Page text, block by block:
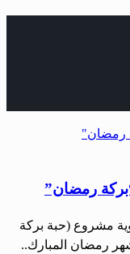
رمضان”
مشروع (حبة بركة
رمضان المبارك..